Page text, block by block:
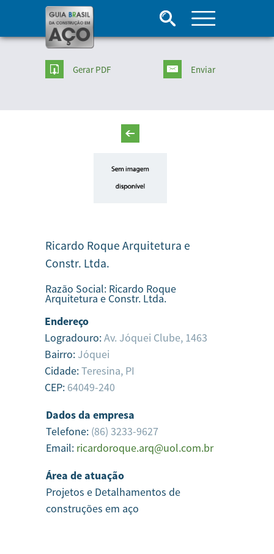
Gerar PDF Enviar
Ricardo Roque Arquitetura e
Constr. Ltda.
Razão Social: Ricardo Roque
Arquitetura e Constr. Ltda.
Endereço
Logradouro:Av. Jóquei Clube, 1463
Bairro: Jóquei
Cidade:Teresina, PI
CEP: 64049-240
Dados da empresa
Telefone: (86) 3233-9627
Email: ricardoroque.arq@uol.com.br
Área de atuação
Projetos e Detalhamentos de
construções em aço